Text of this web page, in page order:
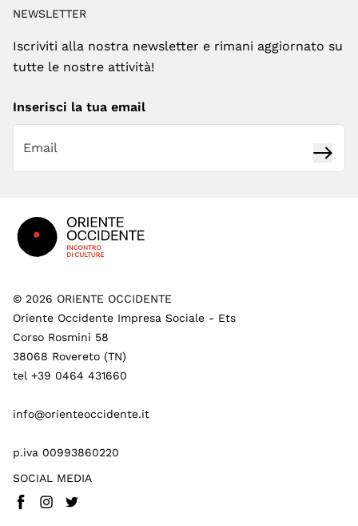
NEWSLETTER
Iscriviti alla nostra newsletter e rimani aggiornato su
tutte le nostre attività!
Inserisci la tua email
© 2026 ORIENTE OCCIDENTE
Oriente Occidente Impresa Sociale - Ets
Corso Rosmini 58
38068 Rovereto (TN)
tel +39 0464 431660
info@orienteoccidente.it
p.iva 00993860220
SOCIAL MEDIA
Facebook(
Instagram
Twitter